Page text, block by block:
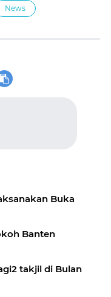
News
Banten
takjil di Bulan